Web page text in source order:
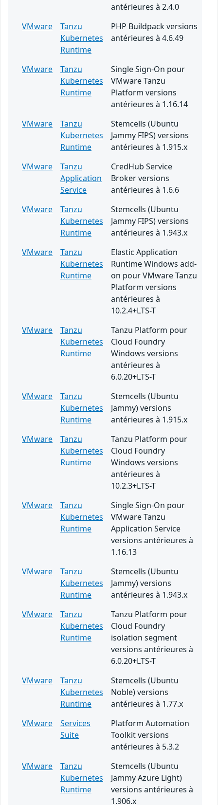
antérieures à 2.4.0
VMware
Tanzu
Kubernetes
Runtime
PHP Buildpack versions
antérieures à 4.6.49
VMware
Tanzu
Kubernetes
Runtime
Single Sign-On pour
VMware Tanzu
Platform versions
antérieures à 1.16.14
VMware
Tanzu
Kubernetes
Runtime
Stemcells (Ubuntu
Jammy FIPS) versions
antérieures à 1.915.x
VMware
Tanzu
Application
Service
CredHub Service
Broker versions
antérieures à 1.6.6
VMware
Tanzu
Kubernetes
Runtime
Stemcells (Ubuntu
Jammy FIPS) versions
antérieures à 1.943.x
VMware
Tanzu
Kubernetes
Runtime
Elastic Application
Runtime Windows add-
on pour VMware Tanzu
Platform versions
antérieures à
10.2.4+LTS-T
VMware
Tanzu
Kubernetes
Runtime
Tanzu Platform pour
Cloud Foundry
Windows versions
antérieures à
6.0.20+LTS-T
VMware
Tanzu
Kubernetes
Runtime
Stemcells (Ubuntu
Jammy) versions
antérieures à 1.915.x
VMware
Tanzu
Kubernetes
Runtime
Tanzu Platform pour
Cloud Foundry
Windows versions
antérieures à
10.2.3+LTS-T
VMware
Tanzu
Kubernetes
Runtime
Single Sign-On pour
VMware Tanzu
Application Service
versions antérieures à
1.16.13
VMware
Tanzu
Kubernetes
Runtime
Stemcells (Ubuntu
Jammy) versions
antérieures à 1.943.x
VMware
Tanzu
Kubernetes
Runtime
Tanzu Platform pour
Cloud Foundry
isolation segment
versions antérieures à
6.0.20+LTS-T
VMware
Tanzu
Kubernetes
Runtime
Stemcells (Ubuntu
Noble) versions
antérieures à 1.77.x
VMware
Services
Suite
Platform Automation
Toolkit versions
antérieures à 5.3.2
VMware
Tanzu
Kubernetes
Runtime
Stemcells (Ubuntu
Jammy Azure Light)
versions antérieures à
1.906.x